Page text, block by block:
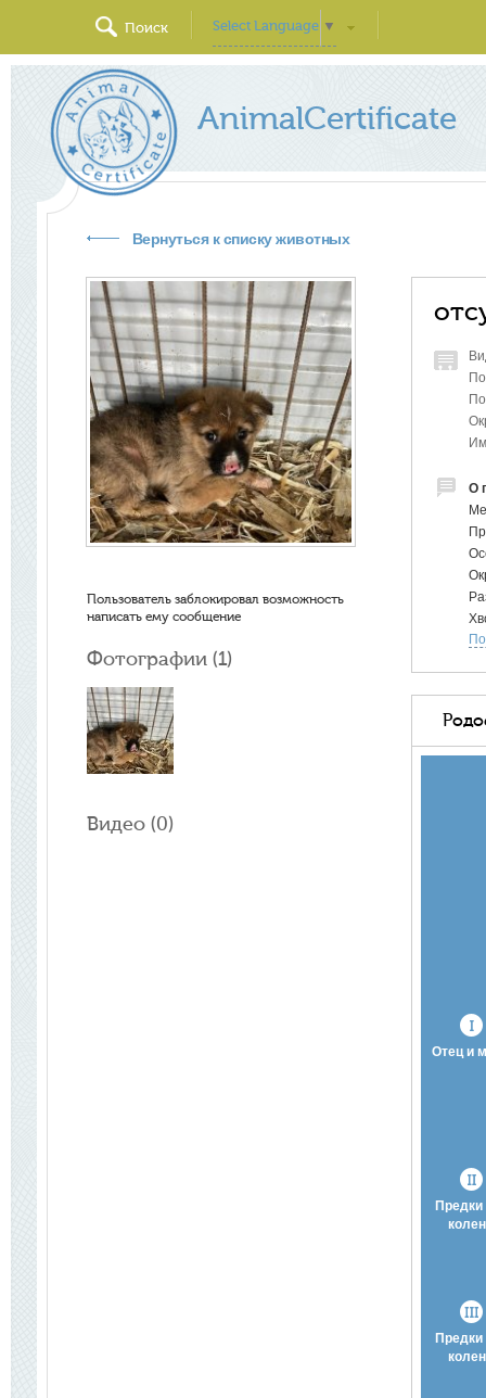
Поиск Select Language ▼
AnimalCertificate
Вернуться к списку животных
Пользователь заблокировал возможность
написать ему сообщение
Фотографии (1)
Видео (0)
О
Отец и
Предки
Предки